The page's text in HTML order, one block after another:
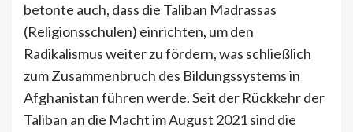
betonte auch, dass die Taliban Madrassas
(Religionsschulen) einrichten, um den
Radikalismus weiter zu fördern, was schließlich
zum Zusammenbruch des Bildungssystems in
Afghanistan führen werde. Seit der Rückkehr der
Taliban an die Macht im August 2021 sind die